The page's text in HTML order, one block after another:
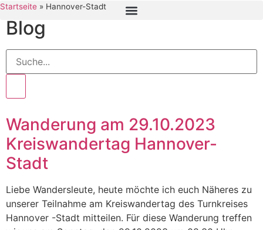
Startseite » Hannover-Stadt
Blog
Wanderung am 29.10.2023
Kreiswandertag Hannover-
Stadt
Liebe Wandersleute, heute möchte ich euch Näheres zu
unserer Teilnahme am Kreiswandertag des Turnkreises
Hannover -Stadt mitteilen. Für diese Wanderung treffen